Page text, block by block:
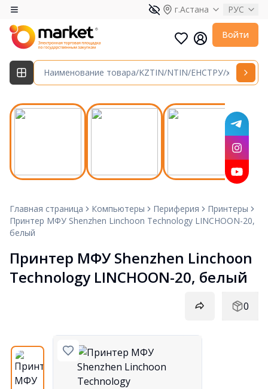
г.Астана РУС
Войти
Главная страница Компьютеры Периферия
Принтеры
Принтер МФУ Shenzhen Linchoon Technology LINCHOON-20,
белый
Принтер МФУ Shenzhen Linchoon
Technology LINCHOON-20, белый
0